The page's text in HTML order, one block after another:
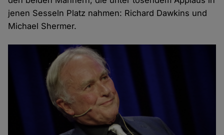
jenen Sesseln Platz nahmen: Richard Dawkins und
Michael Shermer.